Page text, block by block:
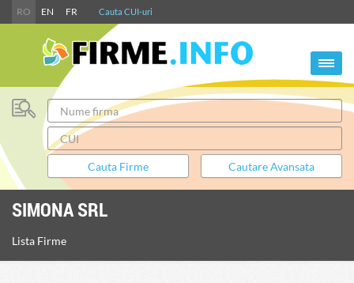
RO EN FR Cauta CUI-uri
SIMONA SRL
Lista Firme